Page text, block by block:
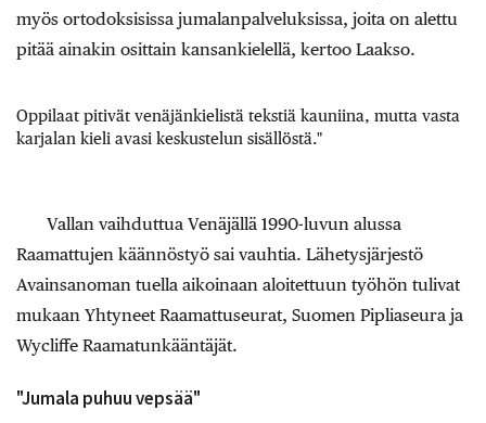
myös ortodoksisissa jumalanpalveluksissa, joita on alettu
pitää ainakin osittain kansankielellä, kertoo Laakso.
Oppilaat pitivät venäjänkielistä tekstiä kauniina, mutta vasta
karjalan kieli avasi keskustelun sisällöstä."
Vallan vaihduttua Venäjällä 1990-luvun alussa
Raamattujen käännöstyö sai vauhtia. Lähetysjärjestö
Avainsanoman tuella aikoinaan aloitettuun työhön tulivat
mukaan Yhtyneet Raamattuseurat, Suomen Pipliaseura ja
Wycliffe Raamatunkääntäjät.
"Jumala puhuu vepsää"